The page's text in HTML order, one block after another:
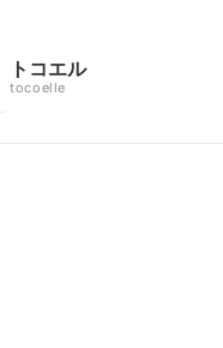
トコエル
tocoelle